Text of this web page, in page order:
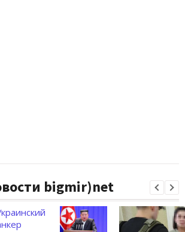
bigmir)net